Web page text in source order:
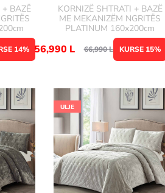
+ BAZË
14%
KORNIZË SHTRATI + BAZË
ME MEKANIZËM NGRITËS
PLATINUM 160x200cm
KURSE 15%
66,990L
56,990 L
ULJE